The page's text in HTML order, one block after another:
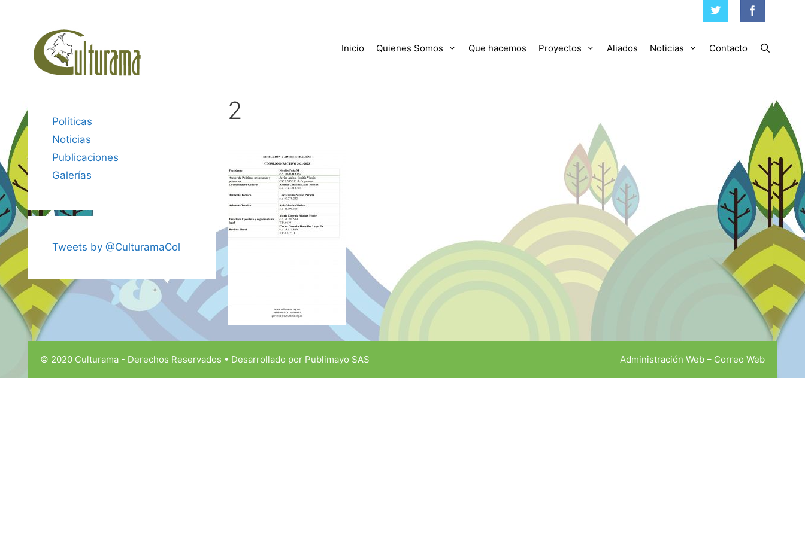
contenido
Inicio Quienes Somos Que hacemos Proyectos Aliados Noticias Contacto
2
Políticas
Noticias
Publicaciones
Galerías
Tweets by @CulturamaCol
Administración Web – Correo Web
© 2020 Culturama - Derechos Reservados • Desarrollado por Publimayo SAS